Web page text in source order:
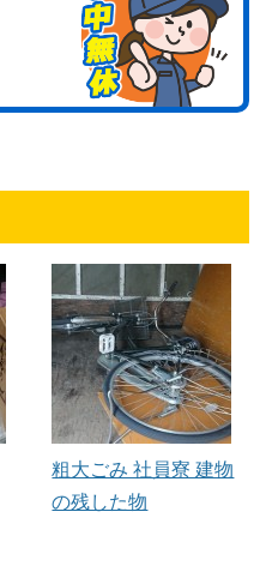
粗大ごみ 社員寮 建物
の残した物